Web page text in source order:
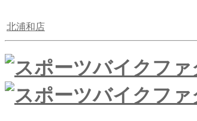
北浦和店